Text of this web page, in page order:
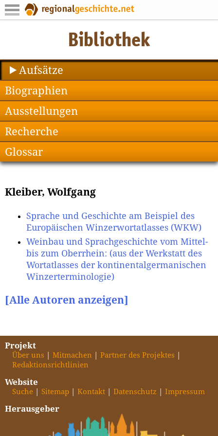
Aufsätze
Biographien
Ausstellungen
Recherche
Glossar
Kleiber, Wolfgang
Sprache und Geschichte am Beispiel des
Europäischen Winzerwortatlasses (WKW)
Weinbau und Sprachgeschichte vom Mittel-
bis zum Oberrhein: (aus der Werkstatt des
Wortatlasses der kontinentalgermanischen
Winzerterminologie)
[Alle Autoren anzeigen]
Projekt
Über uns Mitmachen
Partner des Projektes
Redaktionsrichtlinien
Website
Suche Sitemap Kontakt Datenschutz Impressum
Herausgeber